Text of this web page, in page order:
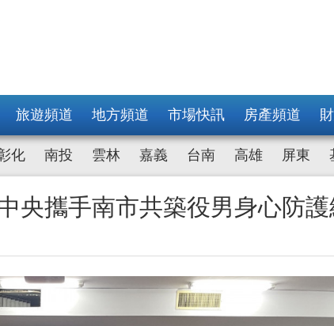
旅遊頻道 地方頻道 市場快訊 房產頻道
化 南投 雲林 嘉義 台南 高雄 屏東
攜手南市共築役男身心防護